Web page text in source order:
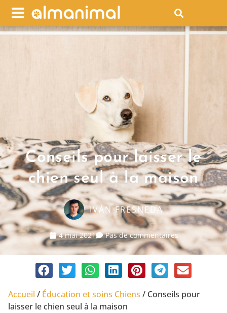
Conseils pour laisser le
chien seul à la maison
IVÁN FRESNEDA
4 mai 2021 Pas de commentaires
Accueil / Éducation et soins Chiens / Conseils pour
laisser le chien seul à la maison